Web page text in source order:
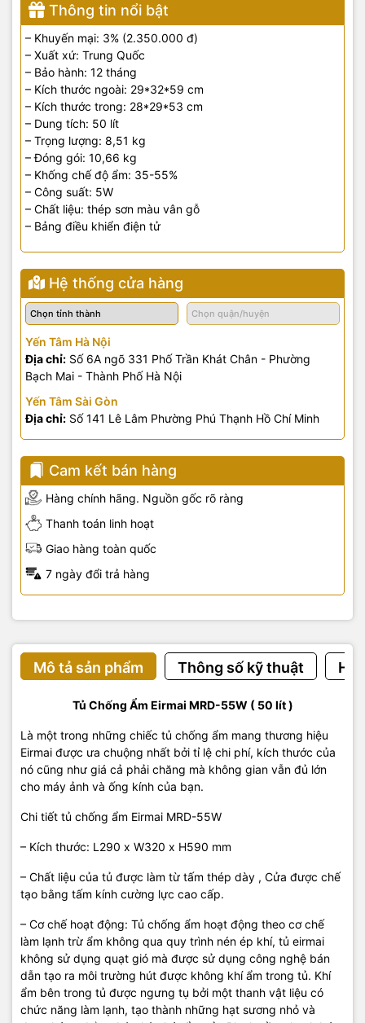
Thông tin nổi bật
– Khuyến mại: 3% (2.350.000 đ)
– Xuất xứ: Trung Quốc
– Bảo hành: 12 tháng
– Kích thước ngoài: 29*32*59 cm
– Kích thước trong: 28*29*53 cm
– Dung tích: 50 lít
– Trọng lượng: 8,51 kg
– Đóng gói: 10,66 kg
– Khống chế độ ẩm: 35-55%
– Công suất: 5W
– Chất liệu: thép sơn màu vân gỗ
– Bảng điều khiển điện tử
Hệ thống cửa hàng
Yến Tâm Hà Nội
Địa chỉ: Số 6A ngõ 331 Phố Trần Khát Chân - Phường
Bạch Mai - Thành Phố Hà Nội
Yến Tâm Sài Gòn
Địa chỉ: Số 141 Lê Lâm Phường Phú Thạnh Hồ Chí Minh
Cam kết bán hàng
Hàng chính hãng. Nguồn gốc rõ ràng
Thanh toán linh hoạt
Giao hàng toàn quốc
7 ngày đổi trả hàng
Mô tả sản phẩm Thông số kỹ thuật
Tủ Chống Ẩm Eirmai MRD-55W ( 50 lít )
Là một trong những chiếc tủ chống ẩm mang thương hiệu
Eirmai được ưa chuộng nhất bởi tỉ lệ chi phí, kích thước của
nó cũng như giá cả phải chăng mà không gian vẫn đủ lớn
cho máy ảnh và ống kính của bạn.
Chi tiết tủ chống ẩm Eirmai MRD-55W
– Kích thước: L290 x W320 x H590 mm
– Chất liệu của tủ được làm từ tấm thép dày , Cửa được chế
tạo bằng tấm kính cường lực cao cấp.
– Cơ chế hoạt động: Tủ chống ẩm hoạt động theo cơ chế
làm lạnh trừ ẩm không qua quy trình nén ép khí, tủ eirmai
không sử dụng quạt gió mà được sử dụng công nghệ bán
dẫn tạo ra môi trường hút được không khí ẩm trong tủ. Khí
ẩm bên trong tủ được ngưng tụ bởi một thanh vật liệu có
chức năng làm lạnh, tạo thành những hạt sương nhỏ và